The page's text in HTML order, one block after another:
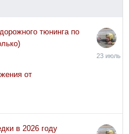
тюнинга по
от
23
в 2026 году